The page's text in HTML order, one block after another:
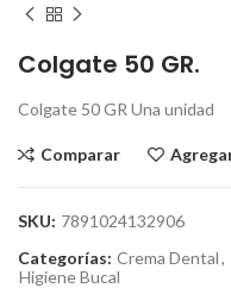
Colgate 50 GR.
Colgate 50 GR Una unidad
Comparar
SKU: 7891024132906
Categorías: Crema Dental,
Higiene Bucal